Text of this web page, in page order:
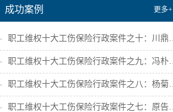
成功案例 更多+
职工维权十大工伤保险行政案件之十：川鼎瑞...
职工维权十大工伤保险行政案件之九：冯朴诉...
职工维权十大工伤保险行政案件之八：杨菊芳...
职工维权十大工伤保险行政案件之七：原告陕...